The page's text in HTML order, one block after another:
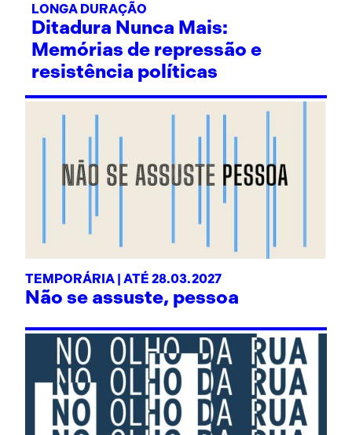
LONGA DURAÇÃO
Ditadura Nunca Mais:
Memórias de repressão e
resistência políticas
TEMPORÁRIA | ATÉ 28.03.2027
Não se assuste, pessoa